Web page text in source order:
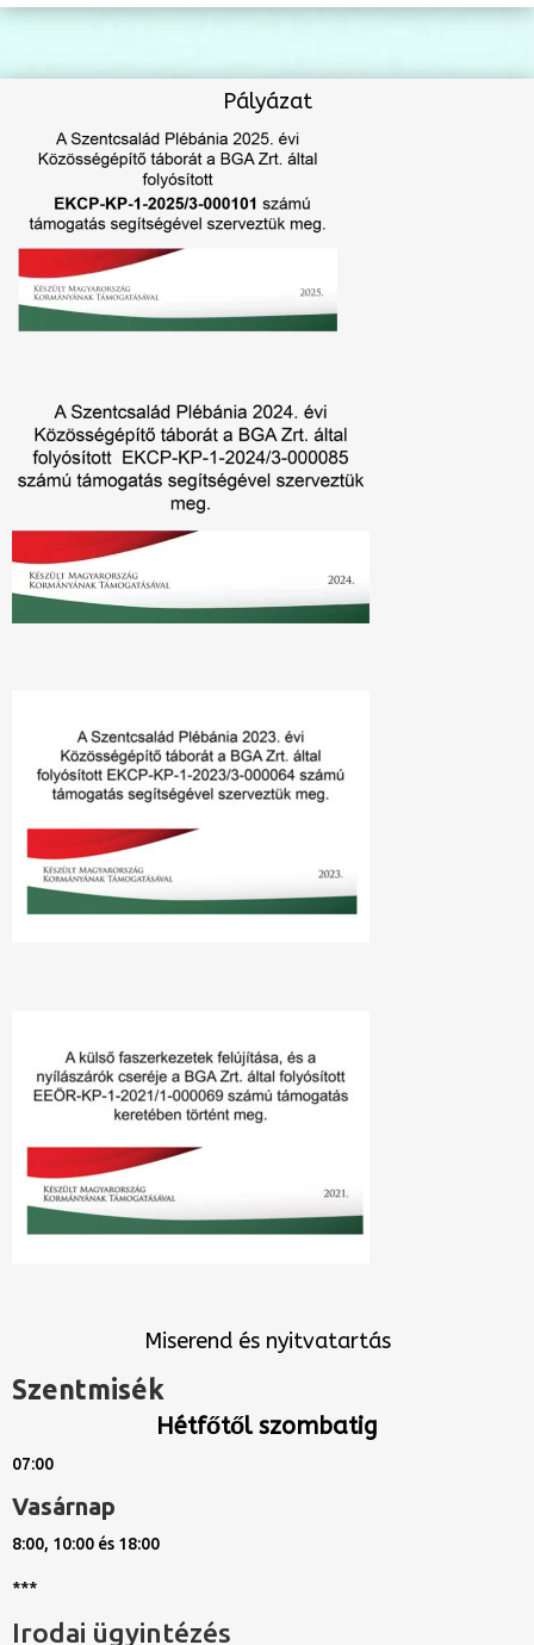
Pályázat
Miserend és nyitvatartás
Szentmisék
Hétfőtől szombatig
07:00
Vasárnap
8:00, 10:00 és 18:00
***
Irodai ügyintézés